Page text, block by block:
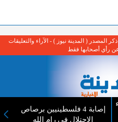
إصابة 4 فلسطينيين برصاص
الاحتلال في رام الله
المصدر ( المدينة نيوز ) - الآراء والتعليقات
عن رأي أصحابها فقط